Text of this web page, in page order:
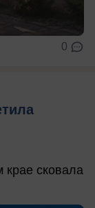
0
сковала